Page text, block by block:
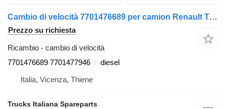
Cambio di velocità 7701476689 per camion Renault Trafic 2001>2007
Prezzo su richiesta
Ricambio - cambio di velocità
7701476689 7701477946
diesel
Italia, Vicenza, Thiene
Trucks Italiana Spareparts